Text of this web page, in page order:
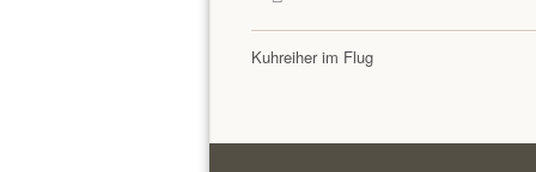
Kuhreiher im Flug